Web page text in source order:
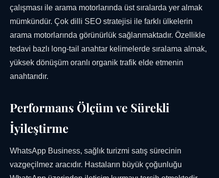
çalışması ile arama motorlarında üst sıralarda yer almak
mümkündür. Çok dilli SEO stratejisi ile farklı ülkelerin
arama motorlarında görünürlük sağlanmaktadır. Özellikle
tedavi bazlı long-tail anahtar kelimelerde sıralama almak,
yüksek dönüşüm oranlı organik trafik elde etmenin
anahtarıdır.
Performans Ölçüm ve Sürekli
İyileştirme
WhatsApp Business, sağlık turizmi satış sürecinin
vazgeçilmez aracıdır. Hastaların büyük çoğunluğu